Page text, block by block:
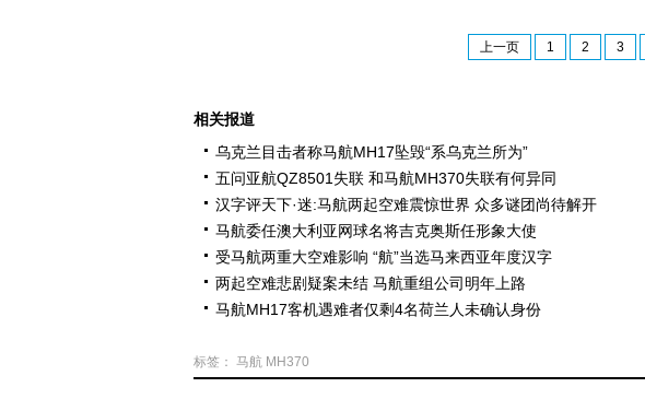
上一页 1 2 3
相关报道
乌克兰目击者称马航MH17坠毁“系乌克兰所为”
五问亚航QZ8501失联 和马航MH370失联有何异同
汉字评天下·迷:马航两起空难震惊世界 众多谜团尚待解开
马航委任澳大利亚网球名将吉克奥斯任形象大使
受马航两重大空难影响 “航”当选马来西亚年度汉字
两起空难悲剧疑案未结 马航重组公司明年上路
马航MH17客机遇难者仅剩4名荷兰人未确认身份
标签： 马航 MH370